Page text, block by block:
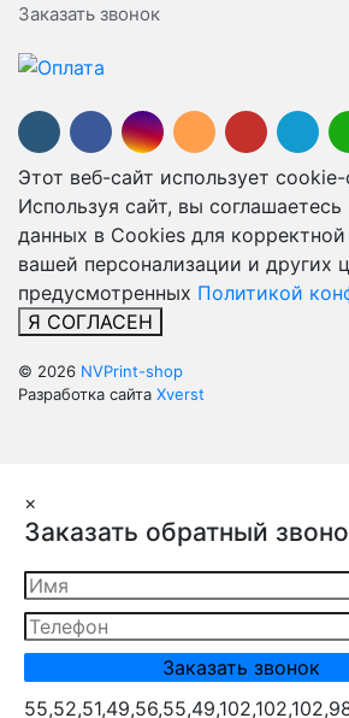
Заказать звонок
Этот веб-сайт использует
Используя сайт, вы соглашаетесь
данных в Cookies для
вашей персонализации и других
предусмотренных Политикой
Я СОГЛАСЕН
© 2026 NVPrint-shop
Разработка сайта Xverst
×
Заказать обратный